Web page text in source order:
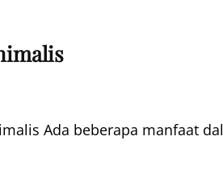
Ada beberapa manfaat